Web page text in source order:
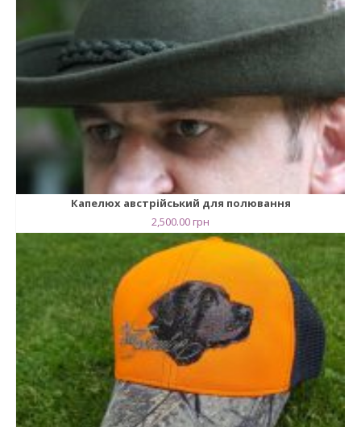
Капелюх австрійський для полювання
2,500.00 грн